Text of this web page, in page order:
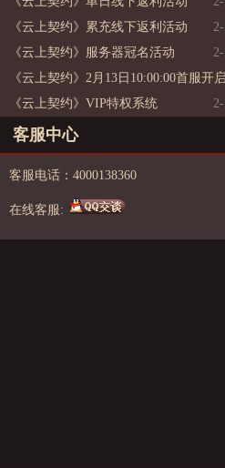
《云上契约》累充线下返利活动
《云上契约》服务器冠名活动
《云上契约》2月13日10:00:00首服开启
《云上契约》VIP特权系统
客服中心
客服电话：4000138360
在线客服: